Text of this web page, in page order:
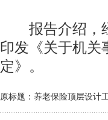
报告介绍，经
印发《关于机关
定》。
原标题：养老保险顶层设计